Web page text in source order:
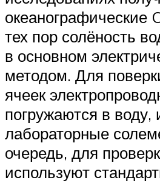
океанографические
тех пор солёность
в основном
методом. Для
ячеек
погружаются в воду,
лабораторные
очередь, для
используют